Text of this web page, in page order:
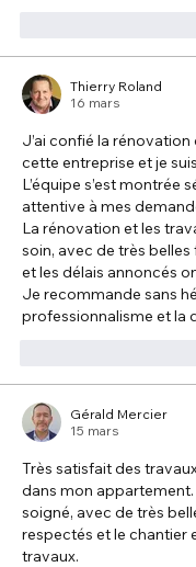
Thierry Roland
16 mars
J’ai confié la
cette entreprise et je
L’équipe s’est montrée
attentive à mes
La rénovation et les
soin, avec de très
et les délais annoncés
Je recommande sans
professionnalisme et la
Gérald Mercier
15 mars
Très satisfait des
dans mon appartement.
soigné, avec de très
respectés et le chantier
travaux.